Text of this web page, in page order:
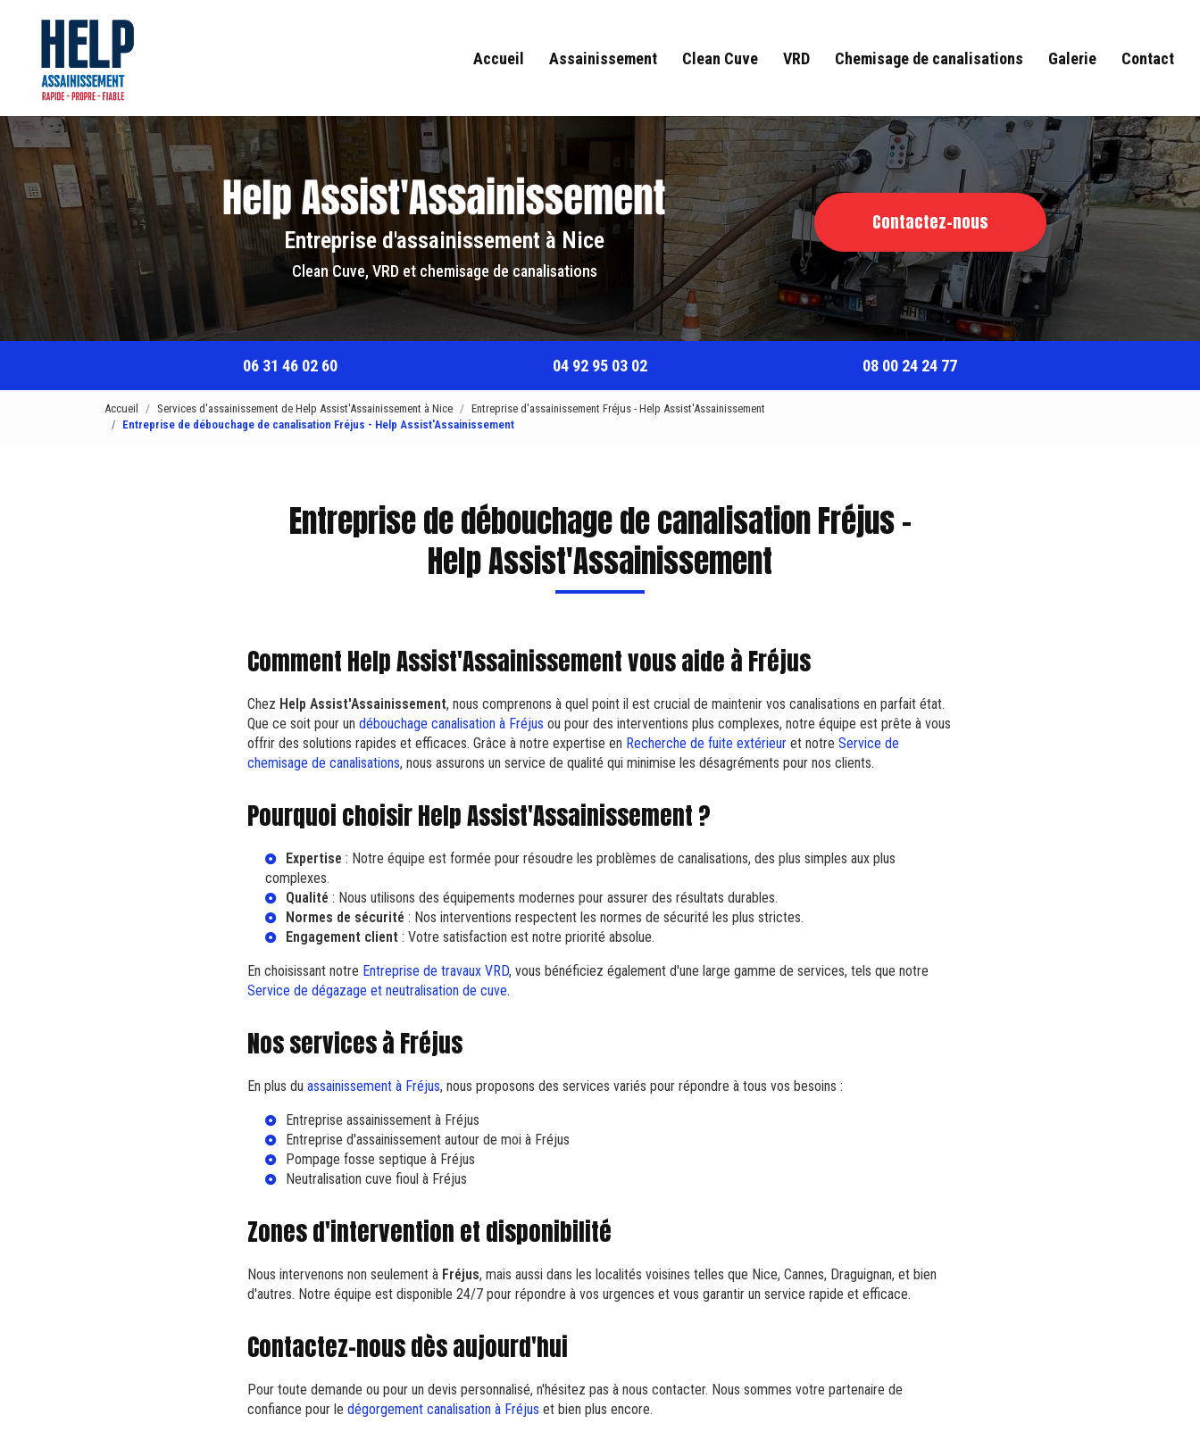
principal
Accueil Assainissement Clean Cuve VRD Chemisage de canalisations Galerie Contact
Entreprise d'assainissement à Nice
Clean Cuve, VRD et chemisage de canalisations
Contactez-nous
06 31 46 02 60 04 92 95 03 02 08 00 24 24 77
Accueil Services d'assainissement de Help Assist'Assainissement à Nice
Entreprise d'assainissement Fréjus - Help Assist'Assainissement
Entreprise de débouchage de canalisation Fréjus - Help Assist'Assainissement
Entreprise de débouchage de canalisation Fréjus -
Help Assist'Assainissement
Comment Help Assist'Assainissement vous aide à Fréjus
Chez Help Assist'Assainissement, nous comprenons à quel point il est crucial de maintenir vos canalisations en parfait état.
Que ce soit pour un débouchage canalisation à Fréjus ou pour des interventions plus complexes, notre équipe est prête à vous
offrir des solutions rapides et efficaces. Grâce à notre expertise en Recherche de fuite extérieur et notre Service de
chemisage de canalisations, nous assurons un service de qualité qui minimise les désagréments pour nos clients.
Pourquoi choisir Help Assist'Assainissement ?
Expertise : Notre équipe est formée pour résoudre les problèmes de canalisations, des plus simples aux plus
complexes.
Qualité : Nous utilisons des équipements modernes pour assurer des résultats durables.
Normes de sécurité : Nos interventions respectent les normes de sécurité les plus strictes.
Engagement client : Votre satisfaction est notre priorité absolue.
En choisissant notre Entreprise de travaux VRD, vous bénéficiez également d'une large gamme de services, tels que notre
Service de dégazage et neutralisation de cuve.
Nos services à Fréjus
En plus du assainissement à Fréjus, nous proposons des services variés pour répondre à tous vos besoins :
Entreprise assainissement à Fréjus
Entreprise d'assainissement autour de moi à Fréjus
Pompage fosse septique à Fréjus
Neutralisation cuve fioul à Fréjus
Zones d'intervention et disponibilité
Nous intervenons non seulement à Fréjus, mais aussi dans les localités voisines telles que Nice, Cannes, Draguignan, et bien
d'autres. Notre équipe est disponible 24/7 pour répondre à vos urgences et vous garantir un service rapide et efficace.
Contactez-nous dès aujourd'hui
Pour toute demande ou pour un devis personnalisé, n'hésitez pas à nous contacter. Nous sommes votre partenaire de
confiance pour le dégorgement canalisation à Fréjus et bien plus encore.